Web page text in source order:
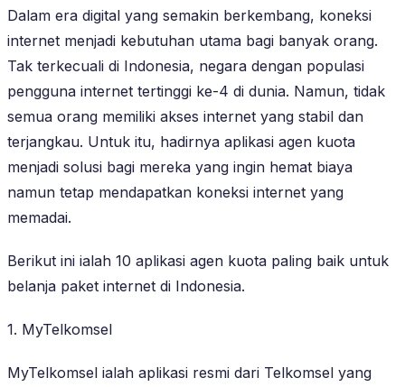
Dalam era digital yang semakin berkembang, koneksi
internet menjadi kebutuhan utama bagi banyak orang.
Tak terkecuali di Indonesia, negara dengan populasi
pengguna internet tertinggi ke-4 di dunia. Namun, tidak
semua orang memiliki akses internet yang stabil dan
terjangkau. Untuk itu, hadirnya aplikasi agen kuota
menjadi solusi bagi mereka yang ingin hemat biaya
namun tetap mendapatkan koneksi internet yang
memadai.
Berikut ini ialah 10 aplikasi agen kuota paling baik untuk
belanja paket internet di Indonesia.
1. MyTelkomsel
MyTelkomsel ialah aplikasi resmi dari Telkomsel yang